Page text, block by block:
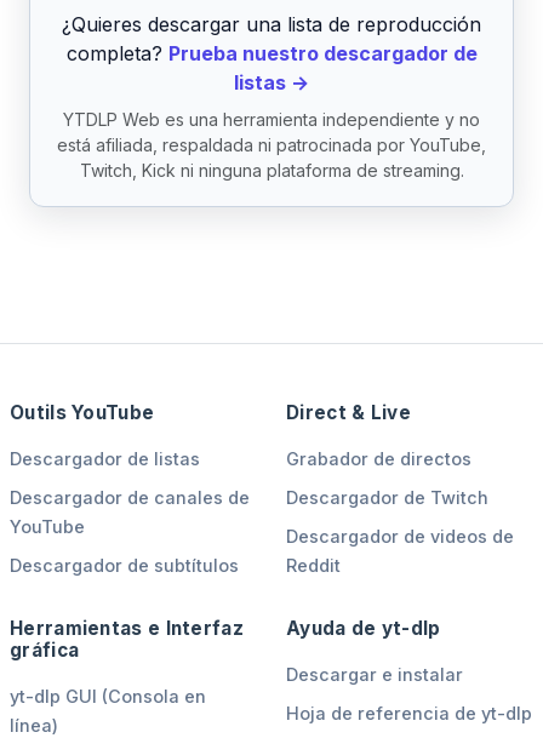
¿Quieres descargar una lista de reproducción
completa? Prueba nuestro descargador de
listas →
YTDLP Web es una herramienta independiente y no
está afiliada, respaldada ni patrocinada por YouTube,
Twitch, Kick ni ninguna plataforma de streaming.
Outils YouTube
Descargador de listas
Descargador de canales de
YouTube
Descargador de subtítulos
Direct & Live
Grabador de directos
Descargador de Twitch
Descargador de videos de
Reddit
Herramientas e Interfaz
gráfica
yt-dlp GUI (Consola en
línea)
Ayuda de yt-dlp
Descargar e instalar
Hoja de referencia de yt-dlp